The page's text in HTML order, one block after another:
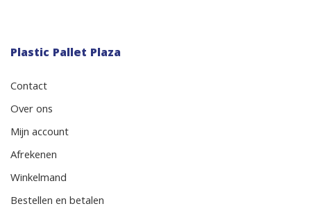
Plastic Pallet Plaza
Contact
Over ons
Mijn account
Afrekenen
Winkelmand
Bestellen en betalen